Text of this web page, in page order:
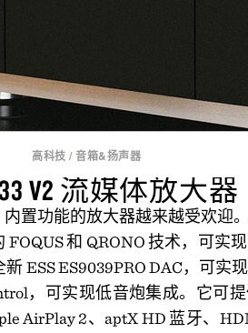
高科技 /音箱&扬声器
V2 流媒体放大器
置功能的放大器越来越受欢迎
FOQUS 和 QRONO 技术，可实
ESS ES9039PRO DAC，可实
，可实现低音炮集成。它可提
AirPlay 2、aptX HD 蓝牙、